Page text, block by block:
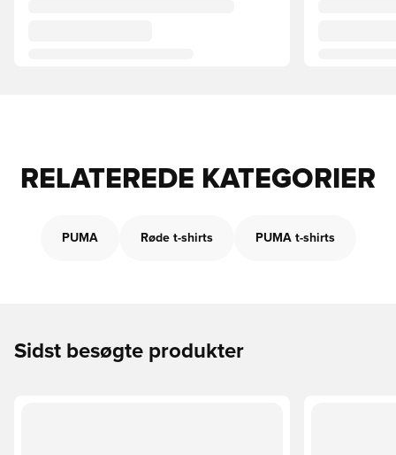
RELATEREDE KATEGORIER
PUMA Røde t-shirts PUMA t-shirts
Sidst besøgte produkter